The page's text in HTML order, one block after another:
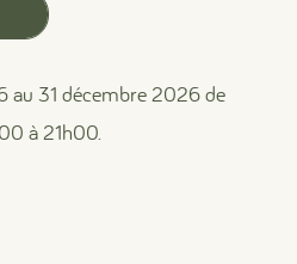
au 31 décembre 2026 de
à 21h00.